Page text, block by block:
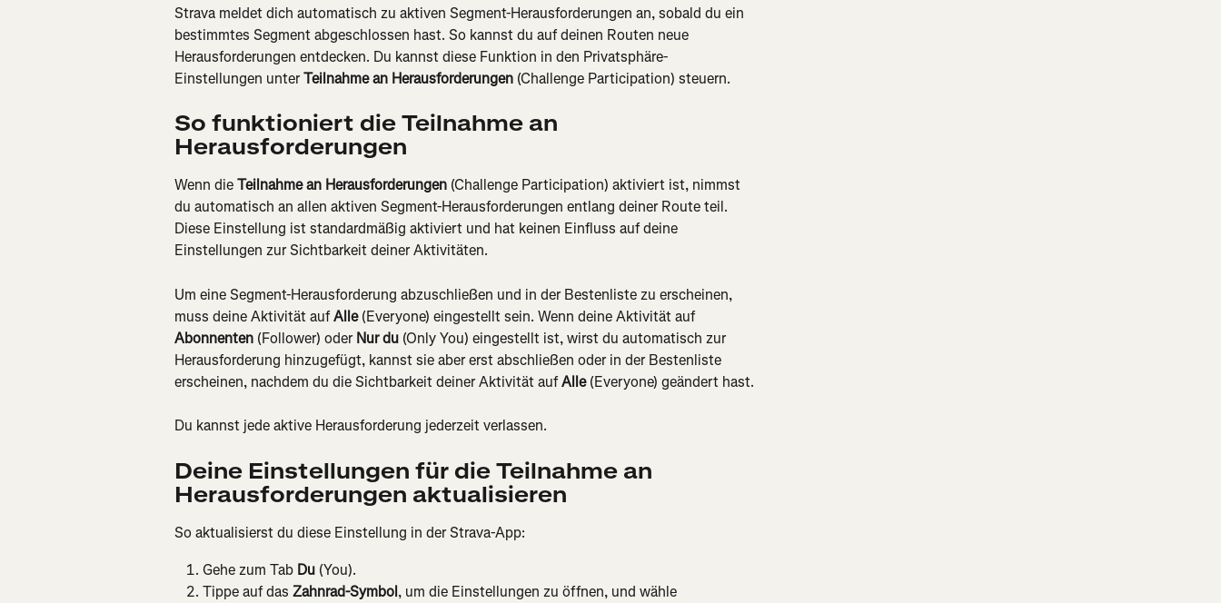
Strava meldet dich automatisch zu aktiven Segment-Herausforderungen an, sobald du ein
bestimmtes Segment abgeschlossen hast. So kannst du auf deinen Routen neue
Herausforderungen entdecken. Du kannst diese Funktion in den Privatsphäre-
Einstellungen unter Teilnahme an Herausforderungen (Challenge Participation) steuern.
So funktioniert die Teilnahme an
Herausforderungen
Wenn die Teilnahme an Herausforderungen (Challenge Participation) aktiviert ist, nimmst
du automatisch an allen aktiven Segment-Herausforderungen entlang deiner Route teil.
Diese Einstellung ist standardmäßig aktiviert und hat keinen Einfluss auf deine
Einstellungen zur Sichtbarkeit deiner Aktivitäten.
Um eine Segment-Herausforderung abzuschließen und in der Bestenliste zu erscheinen,
muss deine Aktivität auf Alle (Everyone) eingestellt sein. Wenn deine Aktivität auf
Abonnenten (Follower) oder Nur du (Only You) eingestellt ist, wirst du automatisch zur
Herausforderung hinzugefügt, kannst sie aber erst abschließen oder in der Bestenliste
erscheinen, nachdem du die Sichtbarkeit deiner Aktivität auf Alle (Everyone) geändert hast.
Du kannst jede aktive Herausforderung jederzeit verlassen.
Deine Einstellungen für die Teilnahme an
Herausforderungen aktualisieren
So aktualisierst du diese Einstellung in der Strava-App:
Gehe zum Tab Du (You).
Tippe auf das Zahnrad-Symbol, um die Einstellungen zu öffnen, und wähle